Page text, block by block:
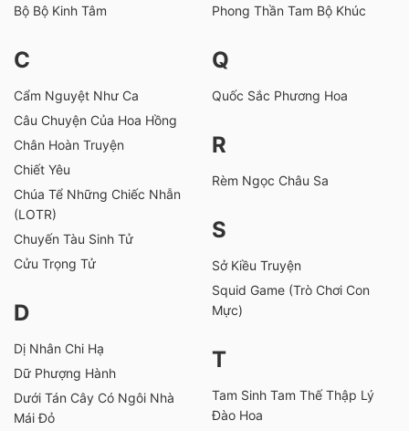
Bộ Bộ Kinh Tâm
C
Cẩm Nguyệt Như Ca
Câu Chuyện Của Hoa Hồng
Chân Hoàn Truyện
Chiết Yêu
Chúa Tể Những Chiếc Nhẫn
(LOTR)
Chuyến Tàu Sinh Tử
Cửu Trọng Tử
D
Dị Nhân Chi Hạ
Dữ Phượng Hành
Dưới Tán Cây Có Ngôi Nhà
Mái Đỏ
Phong Thần Tam Bộ Khúc
Q
Quốc Sắc Phương Hoa
R
Rèm Ngọc Châu Sa
S
Sở Kiều Truyện
Squid Game (Trò Chơi Con
Mực)
T
Tam Sinh Tam Thế Thập Lý
Đào Hoa